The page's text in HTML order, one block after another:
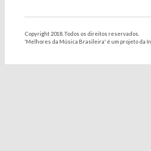
Copyright 2018. Todos os direitos reservados.
'Melhores da Música Brasileira' é um projeto da